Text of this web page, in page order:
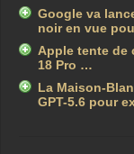
Google va
noir en vue
Apple tente de
18 Pro …
La Maison-
GPT-5.6 pour